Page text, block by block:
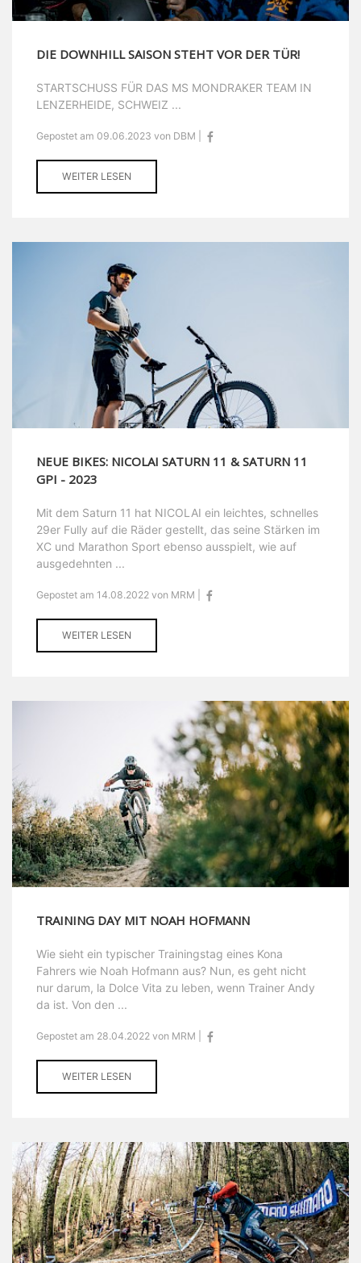
DIE DOWNHILL SAISON STEHT VOR DER TÜR!
STARTSCHUSS FÜR DAS MS MONDRAKER TEAM IN
LENZERHEIDE, SCHWEIZ ...
Gepostet am 09.06.2023 von DBM |
WEITER LESEN
NEUE BIKES: NICOLAI SATURN 11 & SATURN 11
GPI - 2023
Mit dem Saturn 11 hat NICOLAI ein leichtes, schnelles
29er Fully auf die Räder gestellt, das seine Stärken im
XC und Marathon Sport ebenso ausspielt, wie auf
ausgedehnten ...
Gepostet am 14.08.2022 von MRM |
WEITER LESEN
TRAINING DAY MIT NOAH HOFMANN
Wie sieht ein typischer Trainingstag eines Kona
Fahrers wie Noah Hofmann aus? Nun, es geht nicht
nur darum, la Dolce Vita zu leben, wenn Trainer Andy
da ist. Von den ...
Gepostet am 28.04.2022 von MRM |
WEITER LESEN